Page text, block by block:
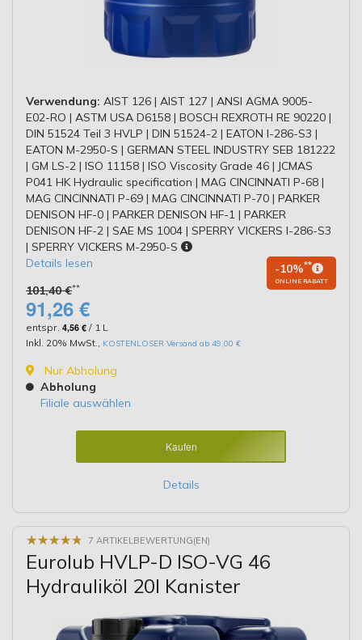
Verwendung: AIST 126 | AIST 127 | ANSI AGMA 9005-
E02-RO | ASTM USA D6158 | BOSCH REXROTH RE 90220 |
DIN 51524 Teil 3 HVLP | DIN 51524-2 | EATON I-286-S3 |
EATON M-2950-S | GERMAN STEEL INDUSTRY SEB 181222
| GM LS-2 | ISO 11158 | ISO Viscosity Grade 46 | JCMAS
P041 HK Hydraulic specification | MAG CINCINNATI P-68 |
MAG CINCINNATI P-69 | MAG CINCINNATI P-70 | PARKER
DENISON HF-0 | PARKER DENISON HF-1 | PARKER
DENISON HF-2 | SAE MS 1004 | SPERRY VICKERS I-286-S3
| SPERRY VICKERS M-2950-S
Details lesen
101,40 €**
-10%**
ONLINE RABATT
91,26 €
entspr. 4,56 € / 1 L
Inkl. 20% MwSt., KOSTENLOSER Versand ab 49,00 €
Nur Abholung
Abholung
Filiale auswählen
Kaufen
Details
★★★★★
★★★★★ 7 ARTIKELBEWERTUNG(EN)
Eurolub HVLP-D ISO-VG 46
Hydrauliköl 20l Kanister